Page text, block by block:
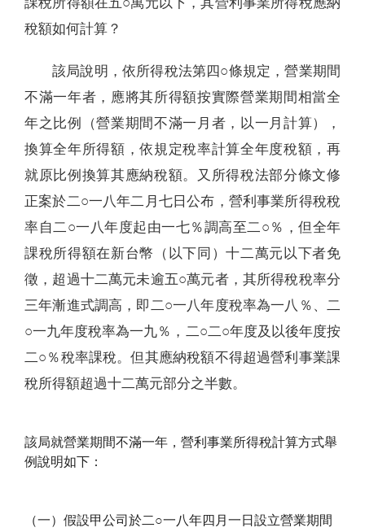
課稅所得額在五○萬元以下，其營利事業所得稅應納
稅額如何計算？
該局說明，依所得稅法第四○條規定，營業期間
不滿一年者，應將其所得額按實際營業期間相當全
年之比例（營業期間不滿一月者，以一月計算），
換算全年所得額，依規定稅率計算全年度稅額，再
就原比例換算其應納稅額。又所得稅法部分條文修
正案於二○一八年二月七日公布，營利事業所得稅稅
率自二○一八年度起由一七％調高至二○％，但全年
課稅所得額在新台幣（以下同）十二萬元以下者免
徵，超過十二萬元未逾五○萬元者，其所得稅稅率分
三年漸進式調高，即二○一八年度稅率為一八％、二
○一九年度稅率為一九％，二○二○年度及以後年度按
二○％稅率課稅。但其應納稅額不得超過營利事業課
稅所得額超過十二萬元部分之半數。
該局就營業期間不滿一年，營利事業所得稅計算方式舉
例說明如下：
（一）假設甲公司於二○一八年四月一日設立營業期間